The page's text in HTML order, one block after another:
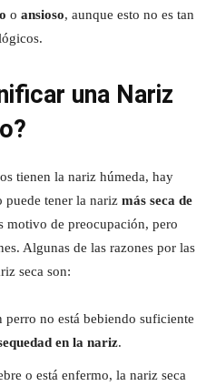
o ansioso, aunque esto no es tan
una Nariz
tienen la nariz húmeda, hay
puede tener la nariz más seca de
motivo de preocupación, pero
Algunas de las razones por las
seca son:
perro no está bebiendo suficiente
en la nariz.
o está enfermo, la nariz seca